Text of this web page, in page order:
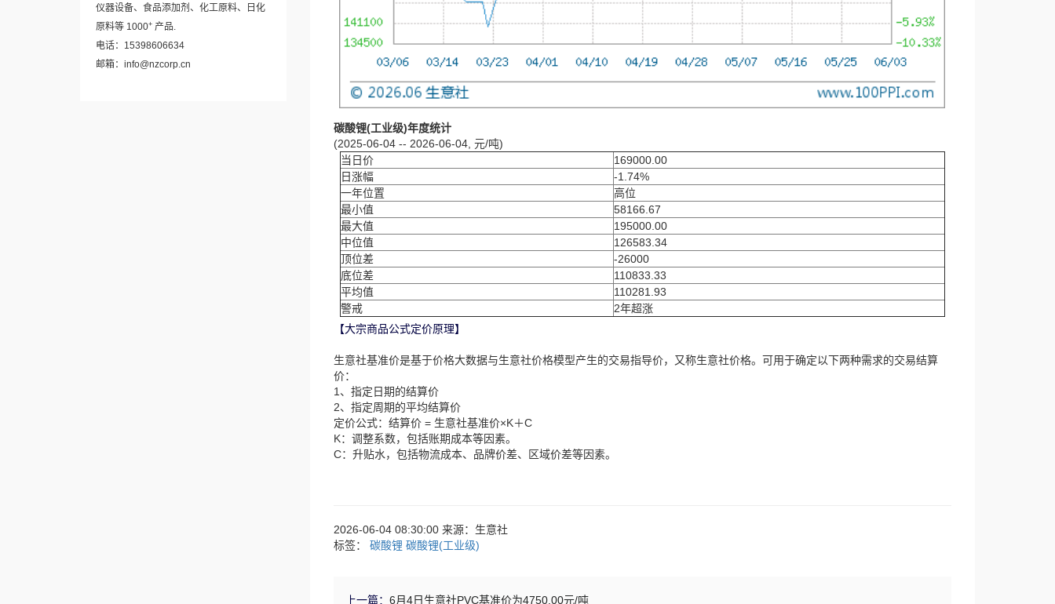
仪器设备、食品添加剂、化工原料、日化
原料等 1000+ 产品.
电话：15398606634
邮箱：info@nzcorp.cn
碳酸锂(工业级)年度统计
(2025-06-04 -- 2026-06-04, 元/吨)
当日价
169000.00
日涨幅
-1.74%
一年位置
高位
最小值
58166.67
最大值
195000.00
中位值
126583.34
顶位差
-26000
底位差
110833.33
平均值
110281.93
警戒
2年超涨
【大宗商品公式定价原理】
生意社基准价是基于价格大数据与生意社价格模型产生的交易指导价，又称生意社价格。可用于确定以下两种需求的交易结算
价：
1、指定日期的结算价
2、指定周期的平均结算价
定价公式：结算价 = 生意社基准价×K＋C
K：调整系数，包括账期成本等因素。
C：升贴水，包括物流成本、品牌价差、区域价差等因素。
2026-06-04 08:30:00 来源：生意社
标签： 碳酸锂 碳酸锂(工业级)
上一篇： 6月4日生意社PVC基准价为4750.00元/吨